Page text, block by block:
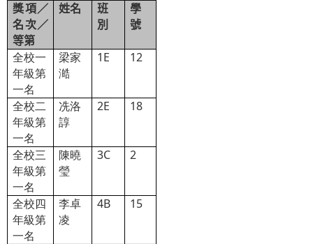
獎項／
名次／
等第
姓名
班
別
學
號
全校一
年級第
一名
梁家
澔
1E 12
全校二
年級第
一名
冼洛
諄
2E 18
全校三
年級第
一名
陳曉
瑩
3C 2
全校四
年級第
一名
李卓
凌
4B 15